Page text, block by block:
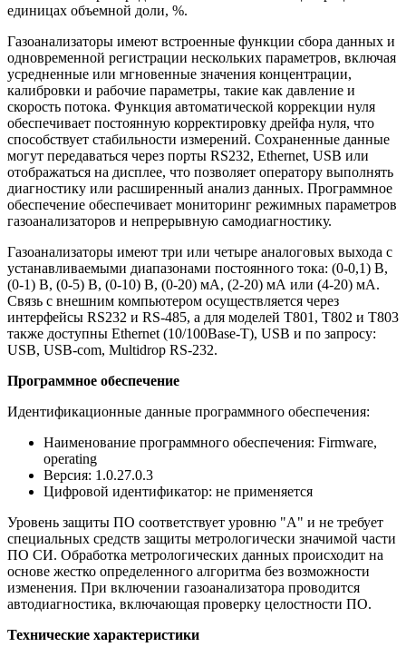
единицах объемной доли, %.
Газоанализаторы имеют встроенные функции сбора данных и
одновременной регистрации нескольких параметров, включая
усредненные или мгновенные значения концентрации,
калибровки и рабочие параметры, такие как давление и
скорость потока. Функция автоматической коррекции нуля
обеспечивает постоянную корректировку дрейфа нуля, что
способствует стабильности измерений. Сохраненные данные
могут передаваться через порты RS232, Ethernet, USB или
отображаться на дисплее, что позволяет оператору выполнять
диагностику или расширенный анализ данных. Программное
обеспечение обеспечивает мониторинг режимных параметров
газоанализаторов и непрерывную самодиагностику.
Газоанализаторы имеют три или четыре аналоговых выхода с
устанавливаемыми диапазонами постоянного тока: (0-0,1) В,
(0-1) В, (0-5) В, (0-10) В, (0-20) мА, (2-20) мА или (4-20) мА.
Связь с внешним компьютером осуществляется через
интерфейсы RS232 и RS-485, а для моделей T801, T802 и T803
также доступны Ethernet (10/100Base-T), USB и по запросу:
USB, USB-com, Multidrop RS-232.
Программное обеспечение
Идентификационные данные программного обеспечения:
Наименование программного обеспечения: Firmware,
operating
Версия: 1.0.27.0.3
Цифровой идентификатор: не применяется
Уровень защиты ПО соответствует уровню "А" и не требует
специальных средств защиты метрологически значимой части
ПО СИ. Обработка метрологических данных происходит на
основе жестко определенного алгоритма без возможности
изменения. При включении газоанализатора проводится
автодиагностика, включающая проверку целостности ПО.
Технические характеристики